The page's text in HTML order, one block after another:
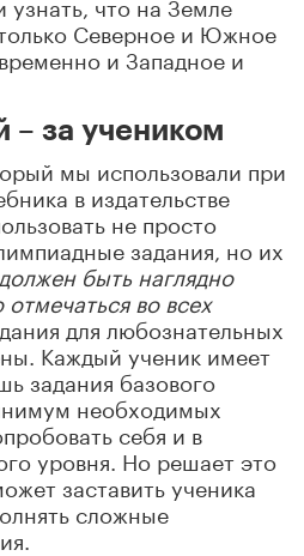
Северное и Южное
и Западное и
– за учеником
мы использовали при
в издательстве
не просто
задания, но их
быть наглядно
во всех
для любознательных
Каждый ученик имеет
задания базового
необходимых
себя и в
уровня. Но решает это
заставить ученика
сложные